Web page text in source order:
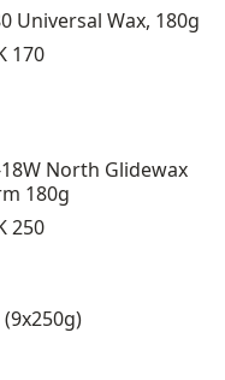
Universal Wax, 180g
170
North Glidewax
180g
250